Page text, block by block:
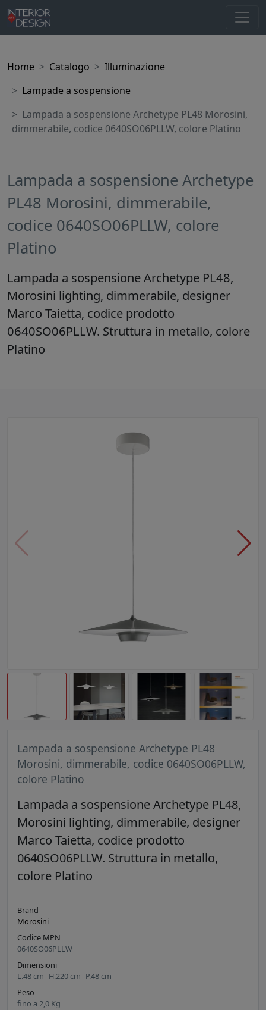
Home Catalogo
Illuminazione
Lampade a sospensione
Lampada a sospensione Archetype PL48 Morosini,
dimmerabile, codice 0640SO06PLLW, colore Platino
Lampada a sospensione Archetype
PL48 Morosini, dimmerabile,
codice 0640SO06PLLW, colore
Platino
Lampada a sospensione Archetype PL48,
Morosini lighting, dimmerabile, designer
Marco Taietta, codice prodotto
0640SO06PLLW. Struttura in metallo, colore
Platino
Lampada a sospensione Archetype PL48
Morosini, dimmerabile, codice 0640SO06PLLW,
colore Platino
Lampada a sospensione Archetype PL48,
Morosini lighting, dimmerabile, designer
Marco Taietta, codice prodotto
0640SO06PLLW. Struttura in metallo,
colore Platino
Brand
Morosini
Codice MPN
0640SO06PLLW
Dimensioni
L.48 cm H.220 cm P.48 cm
Peso
fino a 2,0 Kg